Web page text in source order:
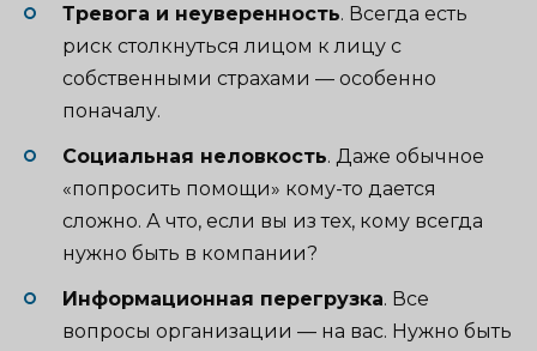
Тревога и неуверенность. Всегда есть
риск столкнуться лицом к лицу с
собственными страхами — особенно
поначалу.
Социальная неловкость. Даже обычное
«попросить помощи» кому-то дается
сложно. А что, если вы из тех, кому всегда
нужно быть в компании?
Информационная перегрузка. Все
вопросы организации — на вас. Нужно быть